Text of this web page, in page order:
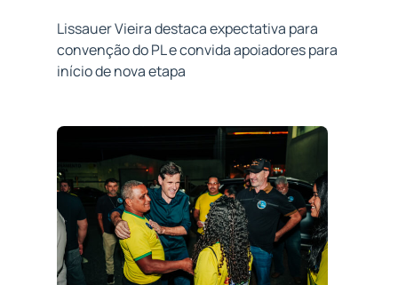
Lissauer Vieira destaca expectativa para
convenção do PL e convida apoiadores para
início de nova etapa